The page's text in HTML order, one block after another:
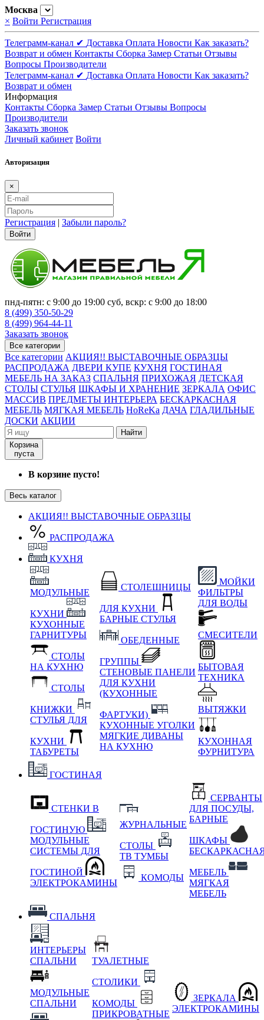
Москва
× Войти Регистрация
Телеграмм-канал ✔ Доставка Оплата Новости Как заказать?
Возврат и обмен Контакты Сборка Замер Статьи Отзывы
Вопросы Производители
Телеграмм-канал ✔ Доставка Оплата Новости Как заказать?
Возврат и обмен
Информация
Контакты Сборка Замер Статьи Отзывы Вопросы
Производители
Заказать звонок
Личный кабинет Войти
Авторизация
×
Регистрация | Забыли пароль?
Войти
пнд-пятн: с 9:00 до 19:00 суб, вскр: с 9:00 до 18:00
8 (499) 350-50-29
8 (499) 964-44-11
Заказать звонок
Все категории
Все категории АКЦИЯ!! ВЫСТАВОЧНЫЕ ОБРАЗЦЫ
РАСПРОДАЖА ДВЕРИ КУПЕ КУХНЯ ГОСТИНАЯ
МЕБЕЛЬ НА ЗАКАЗ СПАЛЬНЯ ПРИХОЖАЯ ДЕТСКАЯ
СТОЛЫ СТУЛЬЯ ШКАФЫ И ХРАНЕНИЕ ЗЕРКАЛА ОФИС
МАССИВ ПРЕДМЕТЫ ИНТЕРЬЕРА БЕСКАРКАСНАЯ
МЕБЕЛЬ МЯГКАЯ МЕБЕЛЬ HoReKa ДАЧА ГЛАДИЛЬНЫЕ
ДОСКИ АКЦИИ
Найти
Корзина
пуста
В корзине пусто!
Весь каталог
АКЦИЯ!! ВЫСТАВОЧНЫЕ ОБРАЗЦЫ
РАСПРОДАЖА
КУХНЯ
МОДУЛЬНЫЕ
КУХНИ
КУХОННЫЕ
ГАРНИТУРЫ
СТОЛЫ
НА КУХНЮ
СТОЛЫ
КНИЖКИ
СТУЛЬЯ ДЛЯ
КУХНИ
ТАБУРЕТЫ
СТОЛЕШНИЦЫ
ДЛЯ КУХНИ
БАРНЫЕ СТУЛЬЯ
ОБЕДЕННЫЕ
ГРУППЫ
СТЕНОВЫЕ ПАНЕЛИ
ДЛЯ КУХНИ
(КУХОННЫЕ
ФАРТУКИ)
КУХОННЫЕ УГОЛКИ
МЯГКИЕ ДИВАНЫ
НА КУХНЮ
МОЙКИ
ФИЛЬТРЫ
ДЛЯ ВОДЫ
СМЕСИТЕЛИ
БЫТОВАЯ
ТЕХНИКА
ВЫТЯЖКИ
КУХОННАЯ
ФУРНИТУРА
ГОСТИНАЯ
СТЕНКИ В
ГОСТИНУЮ
МОДУЛЬНЫЕ
СИСТЕМЫ ДЛЯ
ГОСТИНОЙ
ЭЛЕКТРОКАМИНЫ
ЖУРНАЛЬНЫЕ
СТОЛЫ
ТВ ТУМБЫ
КОМОДЫ
СЕРВАНТЫ
ДЛЯ ПОСУДЫ,
БАРНЫЕ
ШКАФЫ
МЕБЕЛЬ
МЯГКАЯ
МЕБЕЛЬ
СПАЛЬНЯ
ИНТЕРЬЕРЫ
СПАЛЬНИ
МОДУЛЬНЫЕ
СПАЛЬНИ
ТУАЛЕТНЫЕ
СТОЛИКИ
КОМОДЫ
ПРИКРОВАТНЫЕ
ЗЕРКАЛА
ЭЛЕКТРОКАМИНЫ